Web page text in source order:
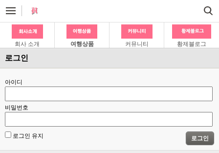
회사 소개 여행상품 커뮤니티 황제블로그
로그인
아이디
비밀번호
로그인 유지 로그인